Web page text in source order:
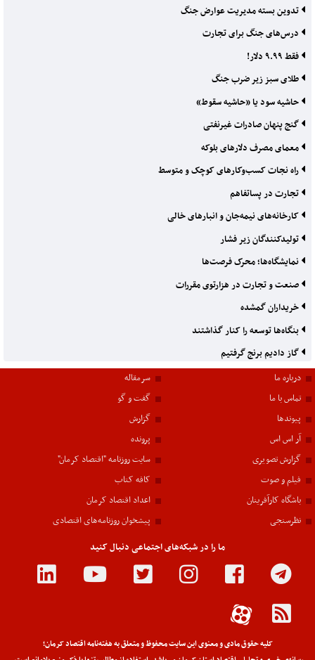
تدوین بسته مدیریت عوارض جنگ
درس‌های جنگ برای تجارت
فقط ۹.۹۹ دلار!
طلای سبز زیر ضرب جنگ
حاشیه سود یا «حاشیه سقوط»
گنج پنهان صادرات غیرنفتی
معمای مصرف دلارهای بلوکه
راه نجات کسب‌وکارهای کوچک و متوسط
تجارت در پساتفاهم
کارخانه‌های نیمه‌جان و انبارهای خالی
تولیدکنندگان زیر فشار
نمایشگاه‌ها؛ محرک فرصت‌ها
صنعت و تجارت در هزارتوی مقررات
خریداران گمشده
بنگاه‌ها توسعه را کنار گذاشتند
گاز دادیم برنج گرفتیم
درباره ما
تماس با ما
پیوندها
آر اس اس
سرمقاله
گفت و گو
گزارش
پرونده
گزارش تصویری
فیلم و صوت
باشگاه کارآفرینان
نظرسنجی
سایت روزنامه "اقتصاد کرمان"
کافه کتاب
اعداد اقتصاد کرمان
پیشخوان روزنامه‌های اقتصادی
ما را در شبکه‌های اجتماعی دنبال کنید
کلیه حقوق مادی و معنوی این سایت محفوظ و متعلق به هفته‌نامه اقتصاد کرمان؛